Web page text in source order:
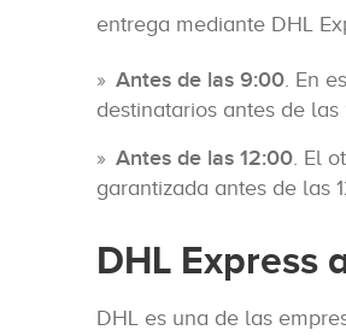
entrega mediante DHL
Antes de las 9:00. En
destinatarios antes de
Antes de las 12:00. El
garantizada antes de las
DHL Express
DHL es una de las